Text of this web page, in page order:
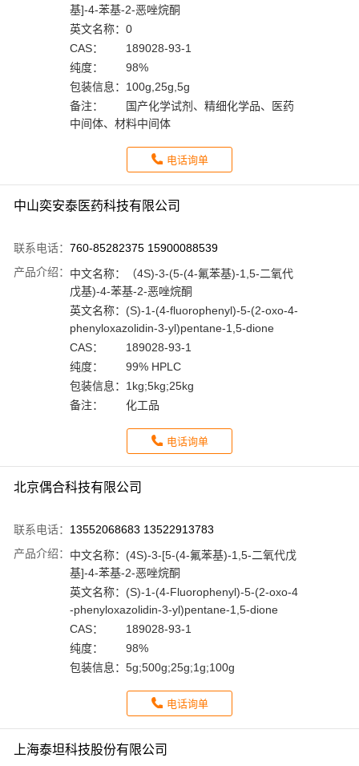
基]-4-苯基-2-恶唑烷酮
英文名称： 0
CAS：
189028-93-1
纯度：
98%
包装信息： 100g,25g,5g
备注：
国产化学试剂、精细化学品、医药
中间体、材料中间体
电话询单
中山奕安泰医药科技有限公司
联系电话： 760-85282375 15900088539
产品介绍： 中文名称：
（4S)-3-(5-(4-氟苯基)-1,5-二氧代
戊基)-4-苯基-2-恶唑烷酮
英文名称： (S)-1-(4-fluorophenyl)-5-(2-oxo-4-
phenyloxazolidin-3-yl)pentane-1,5-dione
CAS：
189028-93-1
纯度：
99% HPLC
包装信息： 1kg;5kg;25kg
备注：
化工品
电话询单
北京偶合科技有限公司
联系电话： 13552068683 13522913783
产品介绍： 中文名称： (4S)-3-[5-(4-氟苯基)-1,5-二氧代戊
基]-4-苯基-2-恶唑烷酮
英文名称： (S)-1-(4-Fluorophenyl)-5-(2-oxo-4
-phenyloxazolidin-3-yl)pentane-1,5-dione
CAS：
189028-93-1
纯度：
98%
包装信息： 5g;500g;25g;1g;100g
电话询单
上海泰坦科技股份有限公司